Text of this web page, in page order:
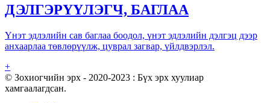
ДЭЛГЭРҮҮЛЭГЧ, БАГЛАА
Үнэт эдлэлийн сав баглаа боодол, үнэт эдлэлийн дэлгэц дээр
анхаарлаа төвлөрүүлж, цуврал загвар, үйлдвэрлэл.
+
© Зохиогчийн эрх - 2020-2023 : Бүх эрх хуулиар
хамгаалагдсан.